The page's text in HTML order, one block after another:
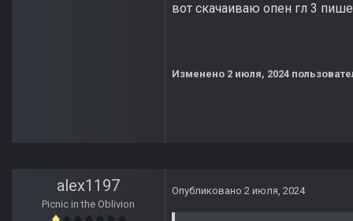
вот скачаиваю опен гл 3
Изменено 2 июля, 2024
alex1197
Picnic in the Oblivion
Опубликовано 2 июля, 2024